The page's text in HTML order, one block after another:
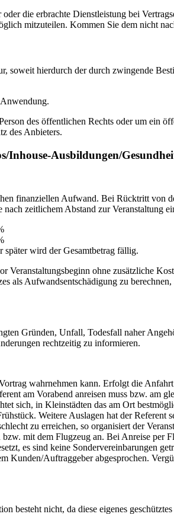
die erbrachte Dienstleistung bei
mitzuteilen. Kommen Sie dem nicht
soweit hierdurch der durch zwingende
des öffentlichen Rechts oder um ein
des Anbieters.
Ausbildungen/
finanziellen Aufwand. Bei Rücktritt von
zeitlichem Abstand zur Veranstaltung
später wird der Gesamtbetrag fällig.
Veranstaltungsbeginn ohne zusätzliche
als Aufwandsentschädigung zu
Gründen, Unfall, Todesfall naher
rechtzeitig zu informieren.
wahrnehmen kann. Erfolgt die
am Vorabend anreisen muss bzw. am
sich, in Kleinstädten das am Ort
Weitere Auslagen hat der
zu erreichen, so organisiert der
mit dem Flugzeug an. Bei Anreise per
es sind keine Sondervereinbarungen
Kunden/Auftraggeber abgesprochen.
besteht nicht, da diese eigenes